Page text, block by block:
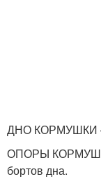
ДНО КОРМУШКИ –
ОПОРЫ КОРМУШКИ
бортов дна.